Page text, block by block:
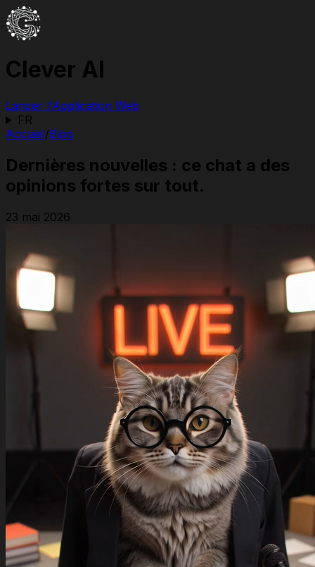
Clever AI
Lancer l'Application Web
FR
Accueil/Blog
Dernières nouvelles : ce chat a des
opinions fortes sur tout.
23 mai 2026